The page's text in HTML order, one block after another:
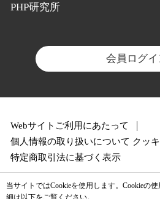
PHP研究所
会員ログイ
Webサイトご利用にあたって
個人情報の取り扱いについて クッ
特定商取引法に基づく表示
当サイトではCookieを使用します。Cookieの
細は以下をご覧ください。